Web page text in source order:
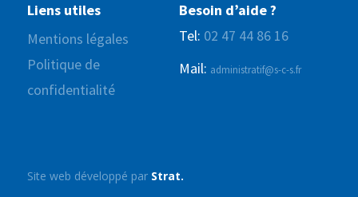
Liens utiles
Mentions légales
Politique de
confidentialité
Site web développé par Strat.
Besoin d’aide ?
Tel: 02 47 44 86 16
Mail: administratif@s-c-s.fr